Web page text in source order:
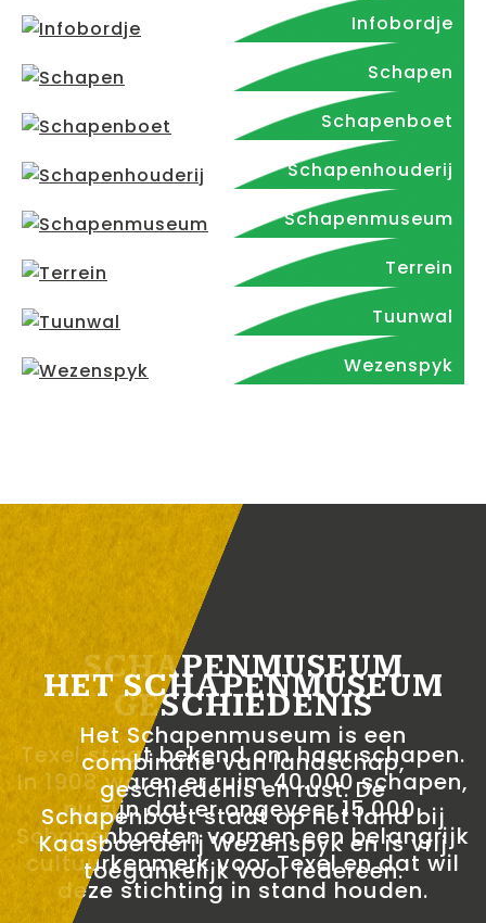
Infobordje
Schapen
Schapenboet
Schapenhouderij
Schapenmuseum
Terrein
Tuunwal
Wezenspyk
SCHAPENMUSEUM
GESCHIEDENIS
Texel staat bekend om haar schapen.
In 1908 waren er ruim 40.000 schapen,
nu zijn dat er ongeveer 15.000.
Schapenboeten vormen een belangrijk
cultuurkenmerk voor Texel en dat wil
deze stichting in stand houden.
HET SCHAPENMUSEUM
Het Schapenmuseum is een
combinatie van landschap,
geschiedenis en rust. De
Schapenboet staat op het land bij
Kaasboerderij Wezenspyk en is vrij
toegankelijk voor iedereen.